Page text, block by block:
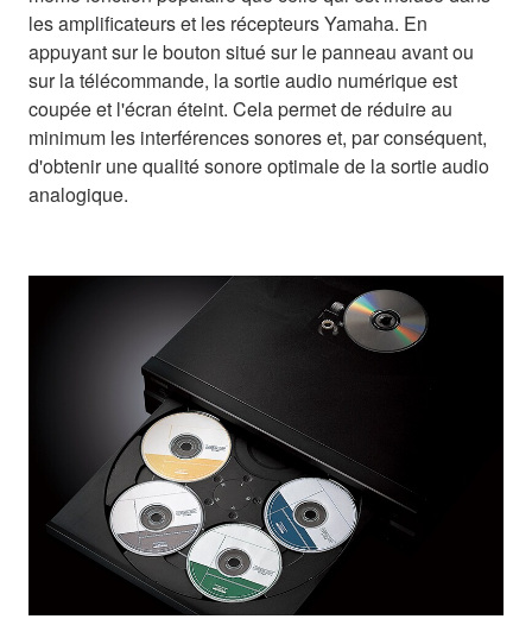
les amplificateurs et les récepteurs Yamaha. En
appuyant sur le bouton situé sur le panneau avant ou
sur la télécommande, la sortie audio numérique est
coupée et l'écran éteint. Cela permet de réduire au
minimum les interférences sonores et, par conséquent,
d'obtenir une qualité sonore optimale de la sortie audio
analogique.